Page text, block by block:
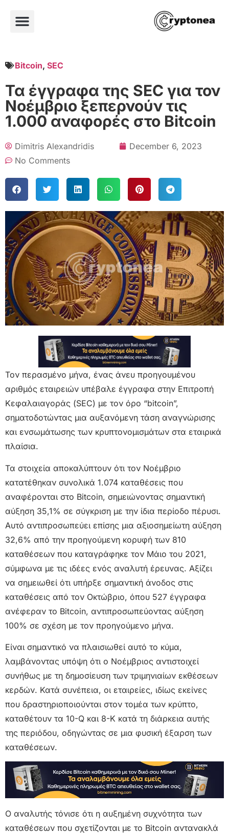
Bitcoin, SEC
Τα έγγραφα της SEC για τον
Νοέμβριο ξεπερνούν τις
1.000 αναφορές στο Bitcoin
Dimitris Alexandridis
December 6, 2023
No Comments
Τον περασμένο μήνα, ένας άνευ προηγουμένου
αριθμός εταιρειών υπέβαλε έγγραφα στην Επιτροπή
Κεφαλαιαγοράς (SEC) με τον όρο “bitcoin”,
σηματοδοτώντας μια αυξανόμενη τάση αναγνώρισης
και ενσωμάτωσης των κρυπτονομισμάτων στα εταιρικά
πλαίσια.
Τα στοιχεία αποκαλύπτουν ότι τον Νοέμβριο
κατατέθηκαν συνολικά 1.074 καταθέσεις που
αναφέρονται στο Bitcoin, σημειώνοντας σημαντική
αύξηση 35,1% σε σύγκριση με την ίδια περίοδο πέρυσι.
Αυτό αντιπροσωπεύει επίσης μια αξιοσημείωτη αύξηση
32,6% από την προηγούμενη κορυφή των 810
καταθέσεων που καταγράφηκε τον Μάιο του 2021,
σύμφωνα με τις ιδέες ενός αναλυτή έρευνας. Αξίζει
να σημειωθεί ότι υπήρξε σημαντική άνοδος στις
καταθέσεις από τον Οκτώβριο, όπου 527 έγγραφα
ανέφεραν το Bitcoin, αντιπροσωπεύοντας αύξηση
100% σε σχέση με τον προηγούμενο μήνα.
Είναι σημαντικό να πλαισιωθεί αυτό το κύμα,
λαμβάνοντας υπόψη ότι ο Νοέμβριος αντιστοιχεί
συνήθως με τη δημοσίευση των τριμηνιαίων εκθέσεων
κερδών. Κατά συνέπεια, οι εταιρείες, ιδίως εκείνες
που δραστηριοποιούνται στον τομέα των κρύπτο,
καταθέτουν τα 10-Q και 8-K κατά τη διάρκεια αυτής
της περιόδου, οδηγώντας σε μια φυσική έξαρση των
καταθέσεων.
Ο αναλυτής τόνισε ότι η αυξημένη συχνότητα των
καταθέσεων που σχετίζονται με το Bitcoin αντανακλά